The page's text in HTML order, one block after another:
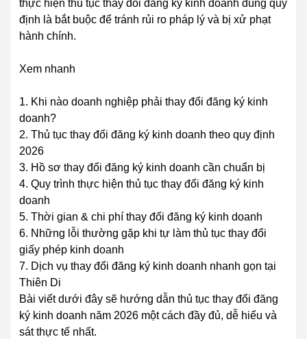
thực hiện thủ tục thay đổi đăng ký kinh doanh đúng quy
định là bắt buộc để tránh rủi ro pháp lý và bị xử phạt
hành chính.
Xem nhanh
1. Khi nào doanh nghiệp phải thay đổi đăng ký kinh
doanh?
2. Thủ tục thay đổi đăng ký kinh doanh theo quy định
2026
3. Hồ sơ thay đổi đăng ký kinh doanh cần chuẩn bị
4. Quy trình thực hiện thủ tục thay đổi đăng ký kinh
doanh
5. Thời gian & chi phí thay đổi đăng ký kinh doanh
6. Những lỗi thường gặp khi tự làm thủ tục thay đổi
giấy phép kinh doanh
7. Dịch vụ thay đổi đăng ký kinh doanh nhanh gọn tại
Thiên Di
Bài viết dưới đây sẽ hướng dẫn thủ tục thay đổi đăng
ký kinh doanh năm 2026 một cách đầy đủ, dễ hiểu và
sát thực tế nhất.